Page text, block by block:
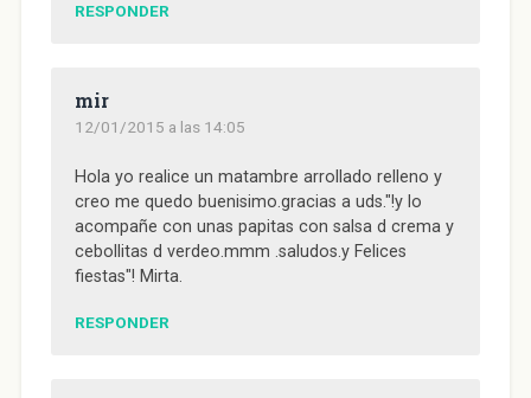
RESPONDER
mir
12/01/2015 a las 14:05
Hola yo realice un matambre arrollado relleno y
creo me quedo buenisimo.gracias a uds."!y lo
acompañe con unas papitas con salsa d crema y
cebollitas d verdeo.mmm .saludos.y Felices
fiestas"! Mirta.
RESPONDER